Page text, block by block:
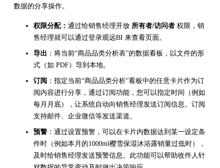
数据的分享操作。
权限分配： 通过给销售经理开放 所有者/访问者 权限，销
售经理就可以通过登录观远BI 来查看页面。
导出 ：将当前“商品品类分析表”的数据看板，以文件的形
式（如 PDF）导到本地。
订阅 ：指定当前“商品品类分析”看板中的任意卡片作为订
阅内容进行分享，通过订阅功能，您可以指定时间（例如
每月月底），让系统自动向销售经理发送订阅信息。订阅
支持邮件、企业微信等发送渠道。
预警 ：通过设置预警，可以在卡片内数据达到某一设定条
件时（例如本月的1000ml樱雪保湿沐浴露销量过低时），
及时给销售经理发送预警信息。此功能可以帮助收件人针